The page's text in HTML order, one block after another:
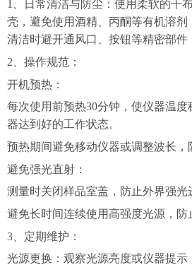
1、日常清洁与防尘：使用柔软的干
壳，避免使用酒精、丙酮等有机溶剂
清洁时避开通风口、按钮等精密部件
2、操作规范：
开机预热：
每次使用前预热30分钟，使仪器温度
器达到好的工作状态。
预热期间避免移动仪器或调整波长，
避免强光直射：
测量时关闭样品室盖，防止外界强光
避免长时间连续使用高强度光源，防
3、定期维护：
光源更换：观察光源亮度或仪器提示